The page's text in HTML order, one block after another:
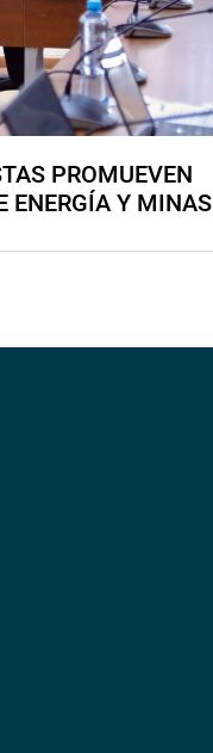
PROMUEVEN
ENERGÍA Y MINAS